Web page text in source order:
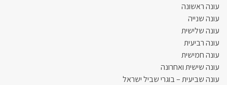
עונה ראשונה
עונה שנייה
עונה שלישית
עונה רביעית
עונה חמישית
עונה שישית ואחרונה
עונה שביעית – בוגרי שביל ישראל